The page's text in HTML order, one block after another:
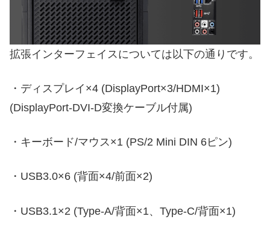
拡張インターフェイスについては以下の通りです。
・ディスプレイ×4 (DisplayPort×3/HDMI×1)
(DisplayPort-DVI-D変換ケーブル付属)
・キーボード/マウス×1 (PS/2 Mini DIN 6ピン)
・USB3.0×6 (背面×4/前面×2)
・USB3.1×2 (Type-A/背面×1、Type-C/背面×1)